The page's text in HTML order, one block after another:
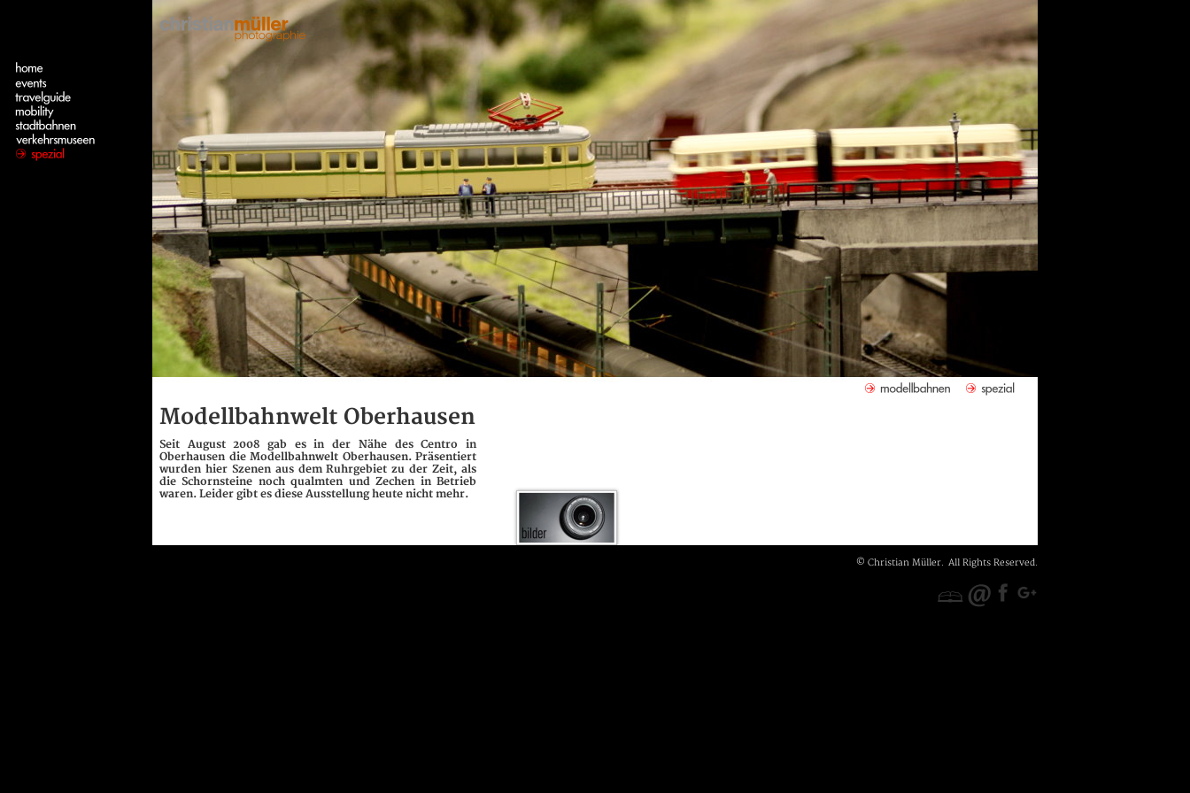
Modellbahnwelt Oberhausen
Seit August 2008 gab es in der Nähe des Centro in
Oberhausen die Modellbahnwelt Oberhausen. Präsentiert
wurden hier Szenen aus dem Ruhrgebiet zu der Zeit, als
die Schornsteine noch qualmten und Zechen in Betrieb
waren. Leider gibt es diese Ausstellung heute nicht mehr.
© Christian Müller. All Rights Reserved.